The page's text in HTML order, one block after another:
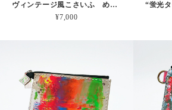
ヴィンテージ風こさいふ めっちゃピンク 本革
¥7,000